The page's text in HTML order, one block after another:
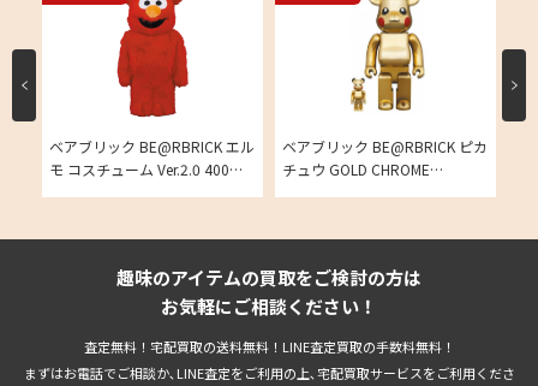
ベアブリック BE@RBRICK エル
モ コスチューム Ver.2.0 400％
ベアブリック BE@RBRICK ピカ
チュウ GOLD CHROME
趣味のアイテムの買取をご検討の方は
お気軽にご相談ください！
査定無料！宅配買取の送料無料！LINE査定買取の手数料無料！
まずはお電話でご相談か､LINE査定をご利用の上､宅配買取サービスをご利用くださ